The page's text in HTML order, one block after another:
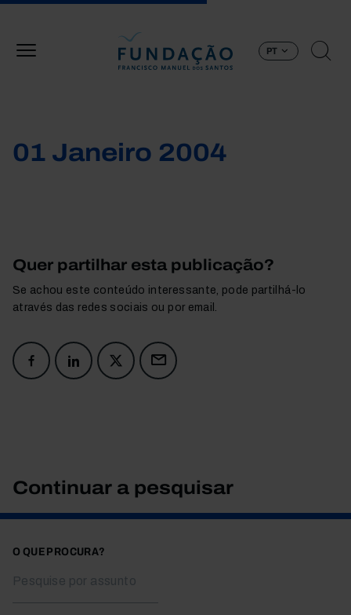
PT
01 Janeiro 2004
Quer partilhar esta publicação?
Se achou este conteúdo interessante, pode partilhá-lo
através das redes sociais ou por email.
Continuar a pesquisar
O QUE PROCURA?